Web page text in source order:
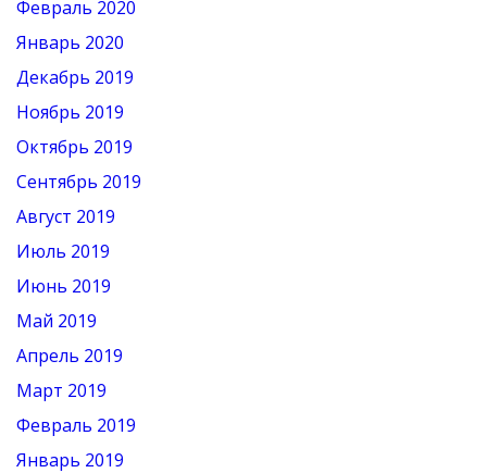
Февраль 2020
Январь 2020
Декабрь 2019
Ноябрь 2019
Октябрь 2019
Сентябрь 2019
Август 2019
Июль 2019
Июнь 2019
Май 2019
Апрель 2019
Март 2019
Февраль 2019
Январь 2019